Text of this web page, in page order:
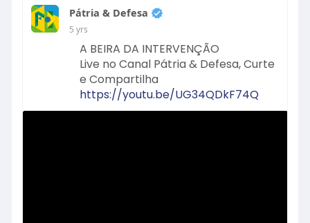
Pátria & Defesa
5 yrs
A BEIRA DA INTERVENÇÃO
Live no Canal Pátria & Defesa, Curte
e Compartilha
https://youtu.be/UG34QDkF74Q